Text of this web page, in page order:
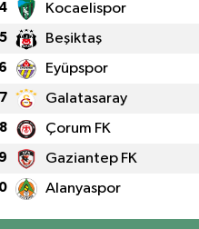
Kocaelispor
5 Beşiktaş
Eyüpspor
7 Galatasaray
8 Çorum FK
Gaziantep FK
Alanyaspor